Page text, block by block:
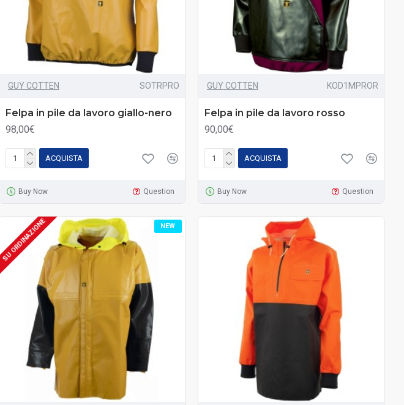
GUY COTTEN SOTRPRO
Felpa in pile da lavoro giallo-nero
98,00€
ACQUISTA
Buy Now Question
GUY COTTEN KOD1MPROR
Felpa in pile da lavoro rosso
90,00€
ACQUISTA
Buy Now Question
NEW
SU ORDINAZIONE